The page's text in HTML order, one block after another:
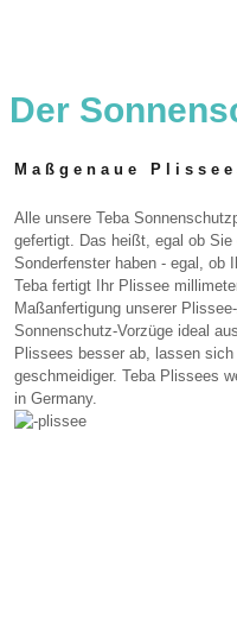
Der
Maßgenaue
Alle unsere Teba
gefertigt. Das heißt, egal ob
Sonderfenster haben - egal, ob
Teba fertigt Ihr Plissee
Maßanfertigung unserer
Sonnenschutz-Vorzüge ideal
Plissees besser ab, lassen
geschmeidiger. Teba Plissees
in Germany.